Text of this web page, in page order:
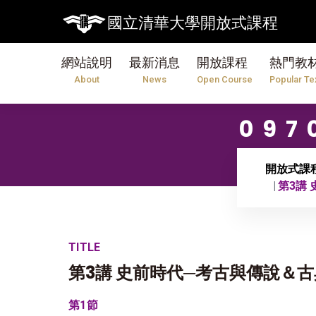
國立清華大學開放式課程
網站說明
About
最新消息
News
開放課程
Open Course
熱門教
Popular
開放式課
第3講
TITLE
第3講 史前時代─考古與傳說＆
第1節